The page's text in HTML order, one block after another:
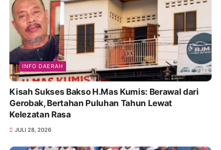
INFO DAERAH
Kisah Sukses Bakso H.Mas Kumis: Berawal dari
Gerobak, Bertahan Puluhan Tahun Lewat
Kelezatan Rasa
JULI 28, 2026